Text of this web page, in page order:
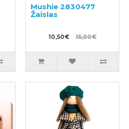
Mushie 2830477
Žaislas
10,50€ 15,00€